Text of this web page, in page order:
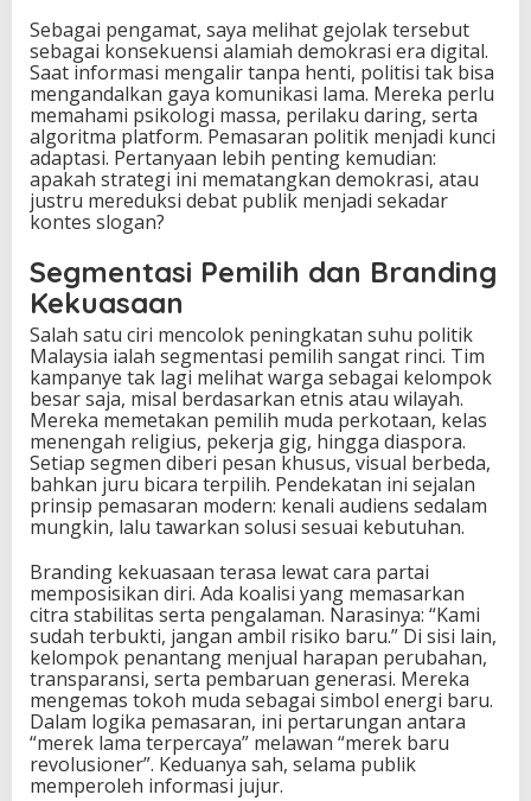
Sebagai pengamat, saya melihat gejolak tersebut
sebagai konsekuensi alamiah demokrasi era digital.
Saat informasi mengalir tanpa henti, politisi tak bisa
mengandalkan gaya komunikasi lama. Mereka perlu
memahami psikologi massa, perilaku daring, serta
algoritma platform. Pemasaran politik menjadi kunci
adaptasi. Pertanyaan lebih penting kemudian:
apakah strategi ini mematangkan demokrasi, atau
justru mereduksi debat publik menjadi sekadar
kontes slogan?
Segmentasi Pemilih dan Branding
Kekuasaan
Salah satu ciri mencolok peningkatan suhu politik
Malaysia ialah segmentasi pemilih sangat rinci. Tim
kampanye tak lagi melihat warga sebagai kelompok
besar saja, misal berdasarkan etnis atau wilayah.
Mereka memetakan pemilih muda perkotaan, kelas
menengah religius, pekerja gig, hingga diaspora.
Setiap segmen diberi pesan khusus, visual berbeda,
bahkan juru bicara terpilih. Pendekatan ini sejalan
prinsip pemasaran modern: kenali audiens sedalam
mungkin, lalu tawarkan solusi sesuai kebutuhan.
Branding kekuasaan terasa lewat cara partai
memposisikan diri. Ada koalisi yang memasarkan
citra stabilitas serta pengalaman. Narasinya: “Kami
sudah terbukti, jangan ambil risiko baru.” Di sisi lain,
kelompok penantang menjual harapan perubahan,
transparansi, serta pembaruan generasi. Mereka
mengemas tokoh muda sebagai simbol energi baru.
Dalam logika pemasaran, ini pertarungan antara
“merek lama terpercaya” melawan “merek baru
revolusioner”. Keduanya sah, selama publik
memperoleh informasi jujur.